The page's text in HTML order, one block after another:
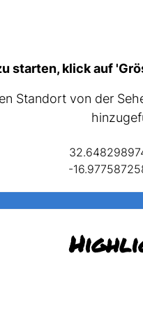
starten, klick auf
Standort von der
-